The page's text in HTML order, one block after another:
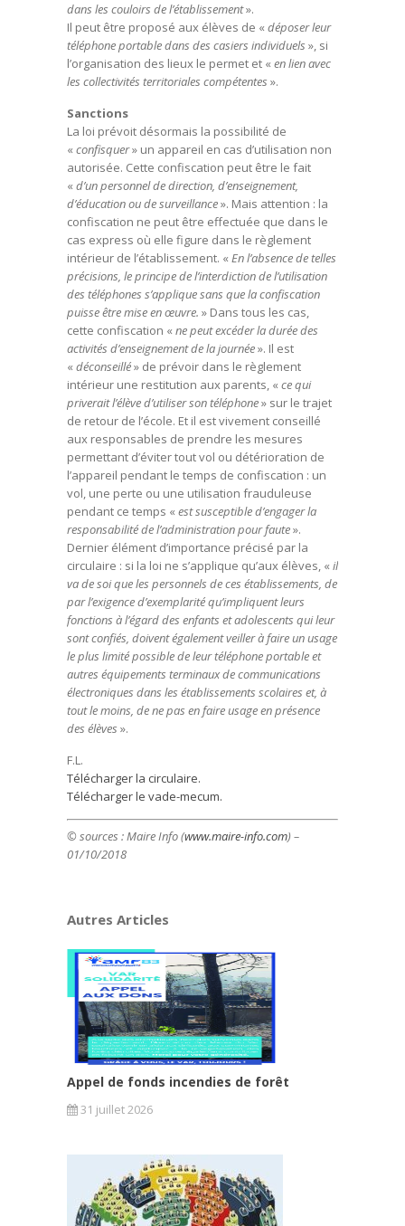
dans les couloirs de l’établissement».
Il peut être proposé aux élèves de « déposer leur
téléphone portable dans des casiers individuels », si
l’organisation des lieux le permet et « en lien avec
les collectivités territoriales compétentes ».
Sanctions
La loi prévoit désormais la possibilité de
« confisquer» un appareil en cas d’utilisation non
autorisée. Cette confiscation peut être le fait
« d’un personnel de direction, d’enseignement,
d’éducation ou de surveillance». Mais attention : la
confiscation ne peut être effectuée que dans le
cas express où elle figure dans le règlement
intérieur de l’établissement. « En l’absence de telles
précisions, le principe de l’interdiction de l’utilisation
des téléphones s’applique sans que la confiscation
puisse être mise en œuvre. » Dans tous les cas,
cette confiscation « ne peut excéder la durée des
activités d’enseignement de la journée». Il est
« déconseillé» de prévoir dans le règlement
intérieur une restitution aux parents, « ce qui
priverait l’élève d’utiliser son téléphone» sur le trajet
de retour de l’école. Et il est vivement conseillé
aux responsables de prendre les mesures
permettant d’éviter tout vol ou détérioration de
l’appareil pendant le temps de confiscation : un
vol, une perte ou une utilisation frauduleuse
pendant ce temps « est susceptible d’engager la
responsabilité de l’administration pour faute».
Dernier élément d’importance précisé par la
circulaire : si la loi ne s’applique qu’aux élèves, « il
va de soi que les personnels de ces établissements, de
par l’exigence d’exemplarité qu’impliquent leurs
fonctions à l’égard des enfants et adolescents qui leur
sont confiés, doivent également veiller à faire un usage
le plus limité possible de leur téléphone portable et
autres équipements terminaux de communications
électroniques dans les établissements scolaires et, à
tout le moins, de ne pas en faire usage en présence
des élèves ».
F.L.
Télécharger la circulaire.
Télécharger le vade-mecum.
© sources : Maire Info (www.maire-info.com) –
01/10/2018
Autres Articles
Appel de fonds incendies de forêt
31 juillet 2026